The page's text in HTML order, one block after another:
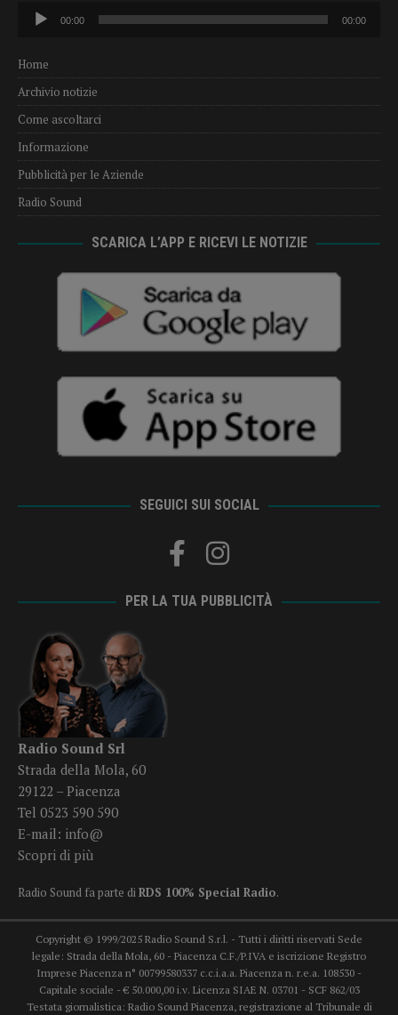
Audio
Player
00:00 00:00
Home
Archivio notizie
Come ascoltarci
Informazione
Pubblicità per le Aziende
Radio Sound
SCARICA L’APP E RICEVI LE NOTIZIE
SEGUICI SUI SOCIAL
PER LA TUA PUBBLICITÀ
Radio Sound Srl
Strada della Mola, 60
29122 – Piacenza
Tel 0523 590 590
E-mail: info@
Scopri di più
Radio Sound fa parte diRDS 100% Special Radio.
Copyright © 1999/2025 Radio Sound S.r.l. - Tutti i diritti riservati Sede
legale: Strada della Mola, 60 - Piacenza C.F./P.IVA e iscrizione Registro
Imprese Piacenza n° 00799580337 c.c.i.a.a. Piacenza n. r.e.a. 108530 -
Capitale sociale - € 50.000,00 i.v. Licenza SIAE N. 03701 - SCF 862/03
Testata giornalistica: Radio Sound Piacenza, registrazione al Tribunale di